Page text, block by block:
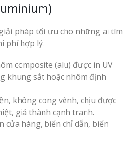
pháp tối ưu cho những ai tìm
phí hợp lý.
composite (alu) được in UV
khung sắt hoặc nhôm định
không cong vênh, chịu được
giá thành cạnh tranh.
cửa hàng, biển chỉ dẫn, biển